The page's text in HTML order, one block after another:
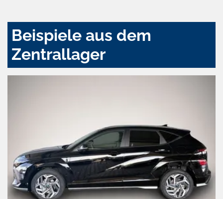
Beispiele aus dem
Zentrallager